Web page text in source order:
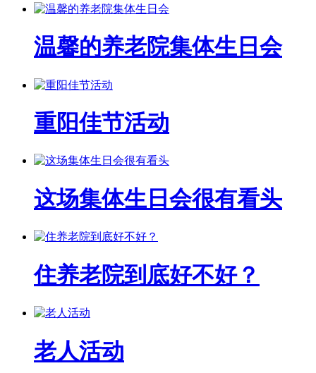
温馨的养老院集体生日会
重阳佳节活动
这场集体生日会很有看头
住养老院到底好不好？
老人活动